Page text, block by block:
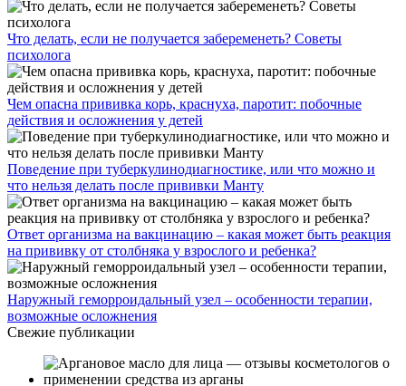
Что делать, если не получается забеременеть? Советы
психолога
Чем опасна прививка корь, краснуха, паротит: побочные
действия и осложнения у детей
Поведение при туберкулинодиагностике, или что можно и
что нельзя делать после прививки Манту
Ответ организма на вакцинацию – какая может быть реакция
на прививку от столбняка у взрослого и ребенка?
Наружный геморроидальный узел – особенности терапии,
возможные осложнения
Свежие публикации